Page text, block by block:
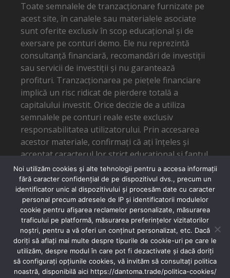
Toate semnalele de tranzacționare furnizate pe
acest site, în canalele sau materialele asociate
sunt oferite exclusiv în scop educațional și de
exersare pe conturi demo. Ele nu reprezintă
consultanță financiară, recomandări de investiții
sau servicii de investiții și nu garantează
profituri. Tranzacționarea pe piețele financiare
implică un risc ridicat de pierdere totală a
capitalului investit. Orice decizie de a utiliza
semnalele pe conturi reale este exclusiv
responsabilitatea utilizatorului. Prin accesarea
acestor materiale, confirmați că ați înțeles și
acceptat caracterul lor strict educațional și faptul
că autorul nu poate fi tras la răspundere pentru
eventuale pierderi financiare.
SUPORT EMAIL: SUPPORT@DANTOMA.TRADE
CONFERINTA INVESTITII
CONFERINTA TRADING
Noi utilizăm cookies și alte tehnologii pentru a accesa informații
fără caracter confidențial de pe dispozitivul dvs., precum un
identificator unic al dispozitivului și procesăm date cu caracter
personal precum adresele de IP și identificatorii modulelor
cookie pentru afișarea reclamelor personalizate, măsurarea
traficului pe platformă, măsurarea preferințelor vizitatorilor
noștri, pentru a vă oferi un conținut personalizat, etc. Dacă
doriți să aflați mai multe despre tipurile de cookie-uri pe care le
utilizăm, despre modul în care pot fi dezactivate și dacă doriți
să configurați opțiunile cookies, vă invităm să consultați politica
noastră, disponibilă aici https://dantoma.trade/politica-cookies/